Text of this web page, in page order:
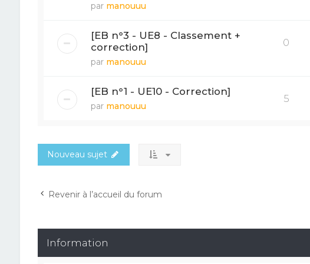
par manouuu
[EB n°3 - UE8 - Classement +
correction]
par manouuu
0
[EB n°1 - UE10 - Correction]
par manouuu
5
Nouveau sujet
Revenir à l’accueil du forum
Information